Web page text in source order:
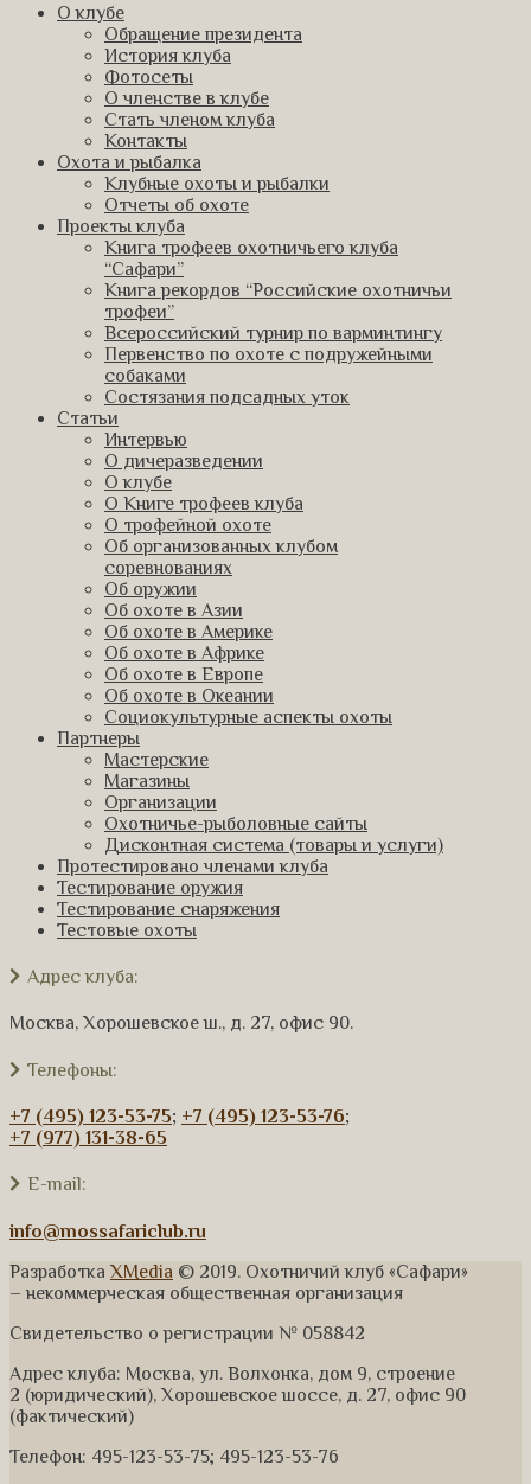
О клубе
Обращение президента
История клуба
Фотосеты
О членстве в клубе
Стать членом клуба
Контакты
Охота и рыбалка
Клубные охоты и рыбалки
Отчеты об охоте
Проекты клуба
Книга трофеев охотничьего клуба
“Сафари”
Книга рекордов “Российские охотничьи
трофеи”
Всероссийский турнир по варминтингу
Первенство по охоте с подружейными
собаками
Состязания подсадных уток
Статьи
Интервью
О дичеразведении
О клубе
О Книге трофеев клуба
О трофейной охоте
Об организованных клубом
соревнованиях
Об оружии
Об охоте в Азии
Об охоте в Америке
Об охоте в Африке
Об охоте в Европе
Об охоте в Океании
Социокультурные аспекты охоты
Партнеры
Мастерские
Магазины
Организации
Охотничье-рыболовные сайты
Дисконтная система (товары и услуги)
Протестировано членами клуба
Тестирование оружия
Тестирование снаряжения
Тестовые охоты
Адрес клуба:
Москва, Хорошевское ш., д. 27, офис 90.
Телефоны:
+7 (495) 123-53-75; +7 (495) 123-53-76;
+7 (977) 131-38-65
E-mail:
info@mossafariclub.ru
Разработка XMedia © 2019. Охотничий клуб «Сафари»
– некоммерческая общественная организация
Свидетельство о регистрации № 058842
Адрес клуба: Москва, ул. Волхонка, дом 9, строение
2 (юридический), Хорошевское шоссе, д. 27, офис 90
(фактический)
Телефон: 495-123-53-75; 495-123-53-76